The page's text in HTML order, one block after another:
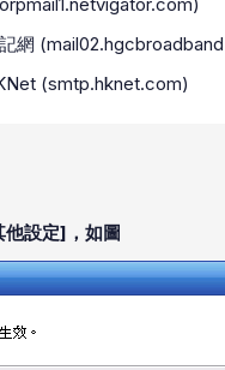
網
(smtp.hknet.com)
他設定]，如圖